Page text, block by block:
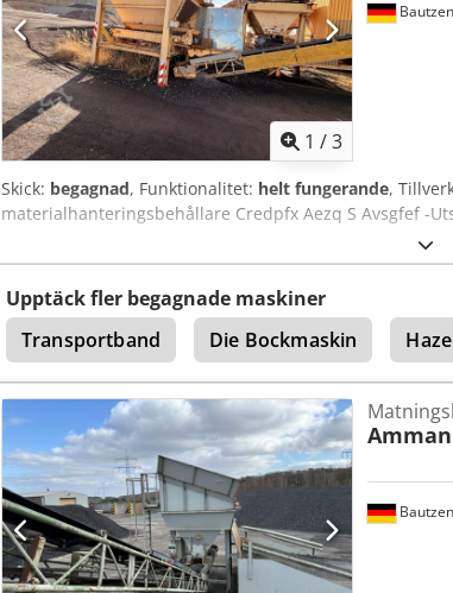
1 /3
Bautzen
Skick: begagnad, Funktionalitet: helt fungerande,
materialhanteringsbehållare Credpfx Aezq S Avsgfef -
Upptäck fler begagnade maskiner
Transportband
Die Bockmaskin
Bautzen